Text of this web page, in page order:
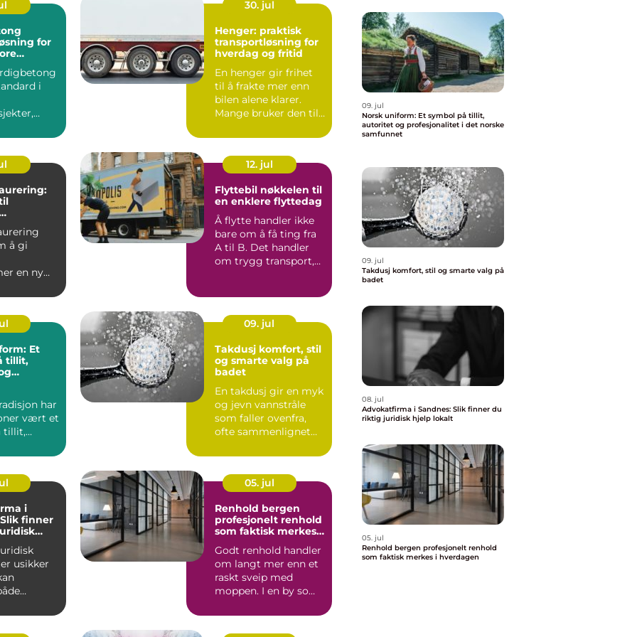
for
i
a...
30. jul
Henger: praktisk
transportløsning for
hverdag og fritid
En henger gir frihet
til å frakte mer enn
bilen alene klarer.
Mange bruker den til
og
å gi
en ny
12. jul
Flyttebil nøkkelen til
en enklere flyttedag
Å flytte handler ikke
bare om å få ting fra
A til B. Det handler
om trygg transport,
Et
tillit,
har
vært et
tillit,
09. jul
Takdusj komfort, stil
og smarte valg på
badet
En takdusj gir en myk
og jevn vannstråle
som faller ovenfra,
ofte sammenlignet
behage...
i
finner
usikker
05. jul
Renhold bergen
profesjonelt renhold
som faktisk merkes i
Godt renhold handler
om langt mer enn et
raskt sveip med
moppen. I en by som
klim...
09. jul
Norsk uniform: Et symbol på tillit,
autoritet og profesjonalitet i det norske
samfunnet
09. jul
Takdusj komfort, stil og smarte valg på
badet
08. jul
Advokatfirma i Sandnes: Slik finner du
riktig juridisk hjelp lokalt
05. jul
Renhold bergen profesjonelt renhold
som faktisk merkes i hverdagen